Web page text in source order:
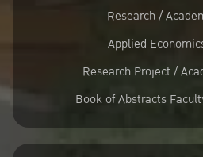
Research /
Applied
Research Project /
Book of Abstracts